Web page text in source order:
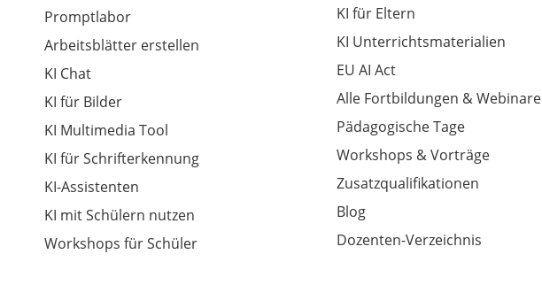
Promptlabor
Arbeitsblätter erstellen
KI Chat
KI für Bilder
KI Multimedia Tool
KI für Schrifterkennung
KI-Assistenten
KI mit Schülern nutzen
Workshops für Schüler
KI für Eltern
KI Unterrichtsmaterialien
EU AI Act
Alle Fortbildungen & Webinare
Pädagogische Tage
Workshops & Vorträge
Zusatzqualifikationen
Blog
Dozenten-Verzeichnis